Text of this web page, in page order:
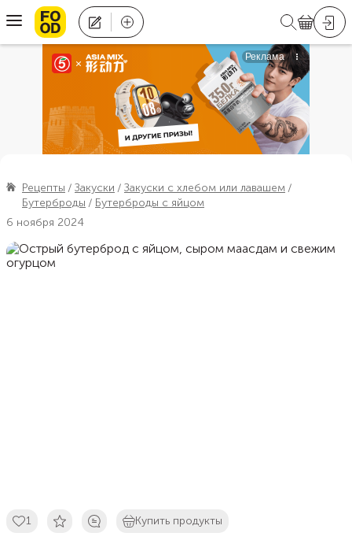
Рецепты Закуски
Закуски с хлебом или лавашем
Бутерброды
Бутерброды с яйцом
6 ноября 2024
1 Купить продукты